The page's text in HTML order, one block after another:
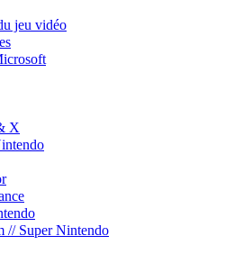
jeu vidéo
X
Super Nintendo